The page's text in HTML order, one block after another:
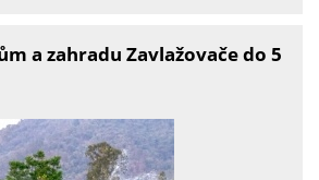
a zahradu Zavlažovače do 5